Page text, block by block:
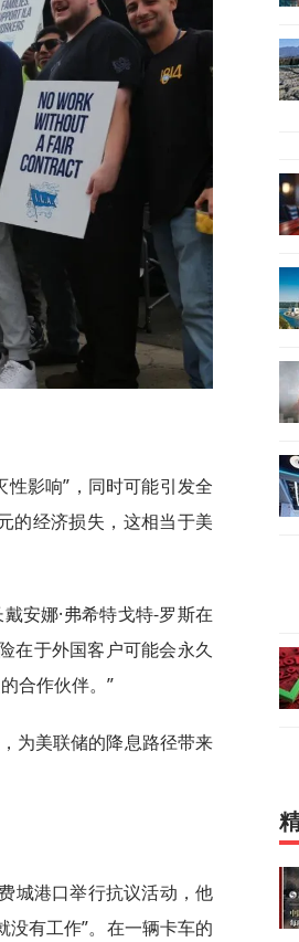
影响”，同时可能引发全
的经济损失，这相当于美
安娜·弗希特戈特-罗斯在
在于外国客户可能会永久
合作伙伴。”
为美联储的降息路径带来
城港口举行抗议活动，他
有工作”。在一辆卡车的